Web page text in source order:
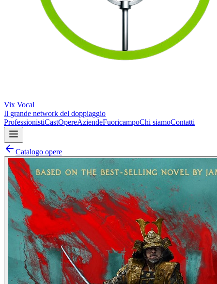
Vix Vocal
Il grande network del doppiaggio
ProfessionistiCastOpereAziendeFuoricampoChi siamoContatti
Catalogo opere